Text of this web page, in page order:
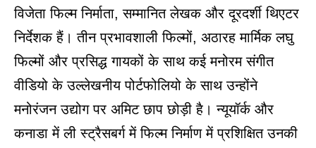
विजेता फिल्म निर्माता, सम्मानित लेखक और दूरदर्शी थिएटर
निर्देशक हैं। तीन प्रभावशाली फिल्मों, अठारह मार्मिक लघु
फिल्मों और प्रसिद्ध गायकों के साथ कई मनोरम संगीत
वीडियो के उल्लेखनीय पोर्टफोलियो के साथ उन्होंने
मनोरंजन उद्योग पर अमिट छाप छोड़ी है। न्यूयॉर्क और
कनाडा में ली स्ट्रैसबर्ग में फिल्म निर्माण में प्रशिक्षित उनकी